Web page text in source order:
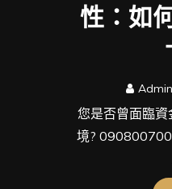
性：如
Admin
您是否曾面臨資
境?